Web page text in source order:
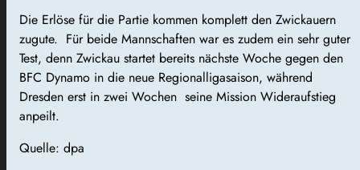
Die Erlöse für die Partie kommen komplett den Zwickauern
zugute. Für beide Mannschaften war es zudem ein sehr guter
Test, denn Zwickau startet bereits nächste Woche gegen den
BFC Dynamo in die neue Regionalligasaison, während
Dresden erst in zwei Wochen seine Mission Wideraufstieg
anpeilt.
Quelle: dpa